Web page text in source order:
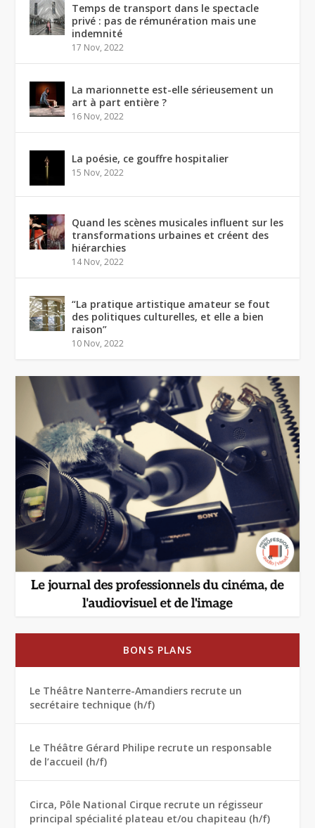
Temps de transport dans le spectacle
privé : pas de rémunération mais une
indemnité
17 Nov, 2022
La marionnette est-elle sérieusement un
art à part entière ?
16 Nov, 2022
La poésie, ce gouffre hospitalier
15 Nov, 2022
Quand les scènes musicales influent sur les
transformations urbaines et créent des
hiérarchies
14 Nov, 2022
“La pratique artistique amateur se fout
des politiques culturelles, et elle a bien
raison”
10 Nov, 2022
BONS PLANS
Le Théâtre Nanterre-Amandiers recrute un
secrétaire technique (h/f)
Le Théâtre Gérard Philipe recrute un responsable
de l’accueil (h/f)
Circa, Pôle National Cirque recrute un régisseur
principal spécialité plateau et/ou chapiteau (h/f)